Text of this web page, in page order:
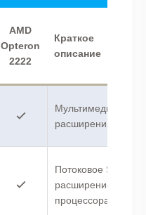
AMD
Opteron
2222
Краткое
описание
Мультимедийные
расширения.
Потоковое SIMD-
расширение
процессора.